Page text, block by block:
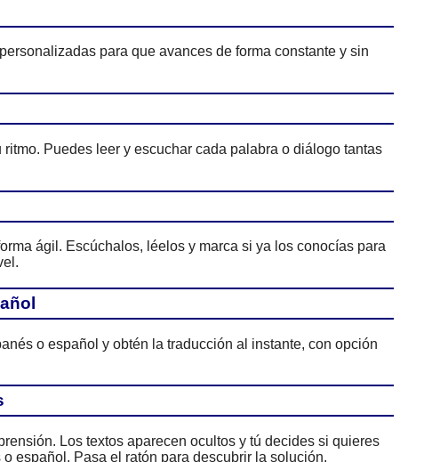
para que avances de forma constante y sin
Puedes leer y escuchar cada palabra o diálogo tantas
ágil. Escúchalos, léelos y marca si ya los conocías para
o español y obtén la traducción al instante, con opción
Los textos aparecen ocultos y tú decides si quieres
español. Pasa el ratón para descubrir la solución.